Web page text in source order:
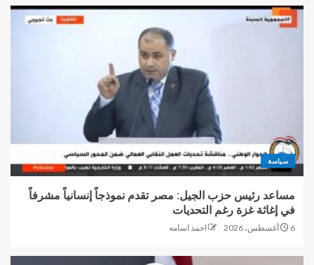
سياسة
مساعد رئيس حزب الجيل: مصر تقدم نموذجاً إنسانياً مشرفاً
في إغاثة غزة رغم التحديات
6 أغسطس، 2026 احمد اسامه